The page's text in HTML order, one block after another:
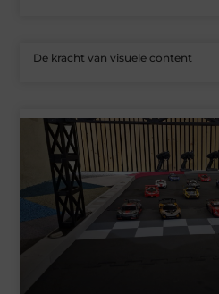
De kracht van visuele content